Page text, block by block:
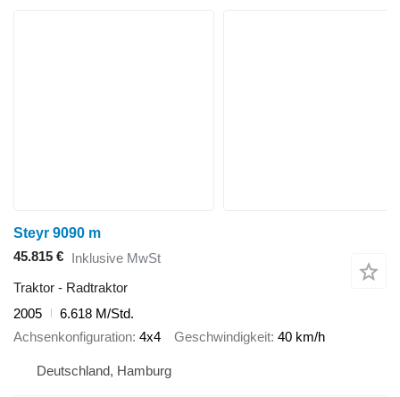
Steyr 9090 m
45.815 € Inklusive MwSt
Traktor - Radtraktor
2005
6.618 M/Std.
Achsenkonfiguration 4x4 Geschwindigkeit 40 km/h
Deutschland, Hamburg